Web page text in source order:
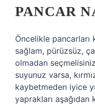
PANCAR
Öncelikle
sağlam, pürüzsüz,
olmadan
suyunuz varsa,
kaybetmeden iyice
yaprakları aşağıdan